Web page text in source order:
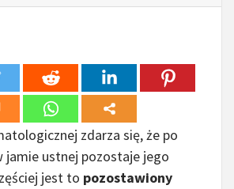
zdarza się, że po
jamie ustnej pozostaje jego
jest to pozostawiony